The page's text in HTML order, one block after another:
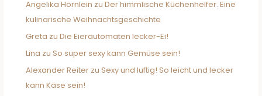
Angelika Hörnlein zuDer himmlische Küchenhelfer. Eine
kulinarische Weihnachtsgeschichte
Greta zuDie Eierautomaten lecker-Ei!
Lina zu So super sexy kann Gemüse sein!
Alexander Reiter zu Sexy und luftig! So leicht und lecker
kann Käse sein!